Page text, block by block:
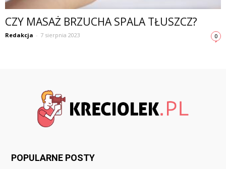
CZY MASAŻ BRZUCHA SPALA TŁUSZCZ?
Redakcja - 7 sierpnia 2023 0
POPULARNE POSTY